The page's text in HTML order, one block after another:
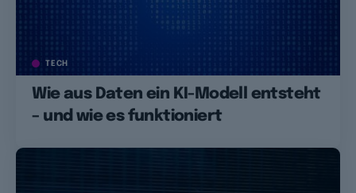
TECH
Wie aus Daten ein KI-Modell entsteht
– und wie es funktioniert